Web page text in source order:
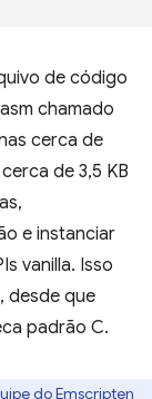
de código
chamado
cerca de
de 3,5 KB
e instanciar
vanilla. Isso
desde que
padrão C.
do Emscripten